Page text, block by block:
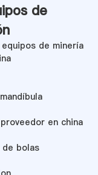
de
de minería
en china
bolas